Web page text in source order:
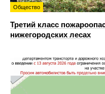
Общество
Третий класс
нижегородских лесах